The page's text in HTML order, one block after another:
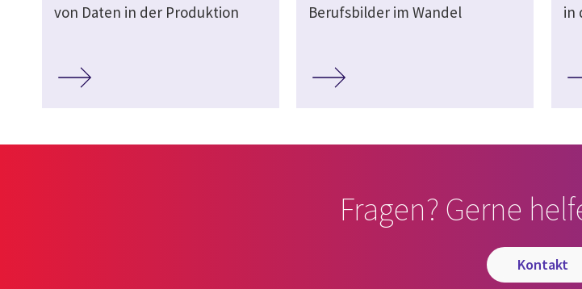
von Daten in der Produktion
Berufsbilder im Wandel
in
Fragen? Gerne
kontakt